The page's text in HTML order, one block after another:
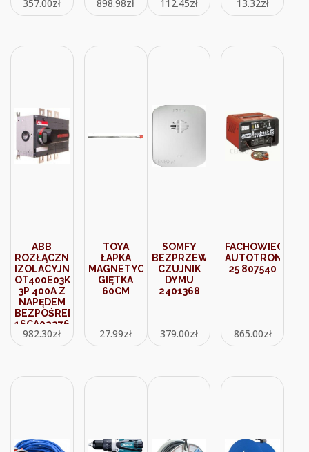
357.00zł 898.98zł
600LM
4000K IP54
112.45zł 13.32zł
ABB
ROZŁĄCZNIK
IZOLACYJNY
OT400E03K
3P 400A Z
NAPĘDEM
BEZPOŚREDNIM
1SCA022763R5390
982.30zł
TOYA
ŁAPKA
MAGNETYCZNA
GIĘTKA
60CM
27.99zł
SOMFY
BEZPRZEWODOWY
CZUJNIK
DYMU
2401368
379.00zł
FACHOWIEC
AUTOTRONIC
25 807540
865.00zł